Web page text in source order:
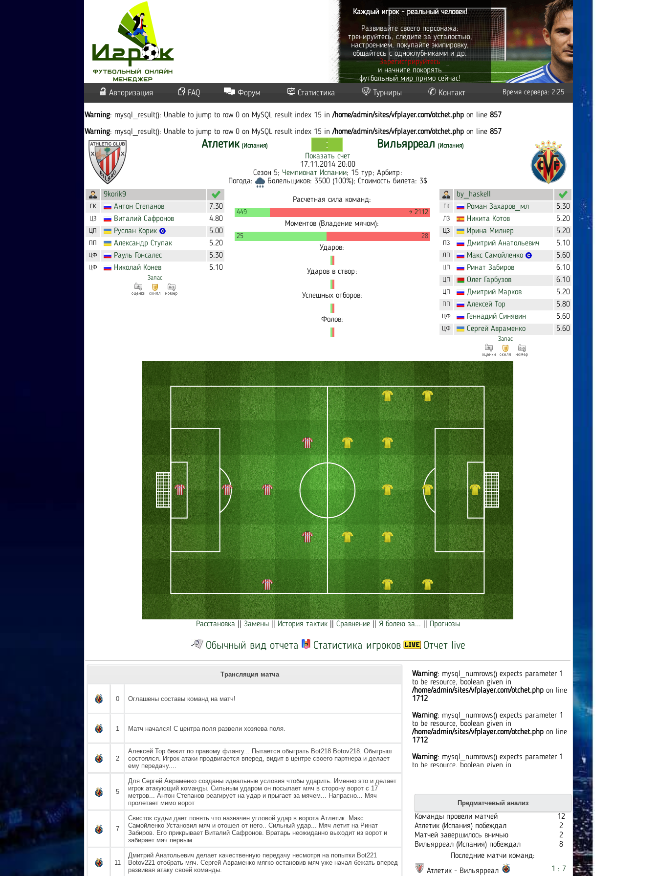
Каждый игрок - реальный человек!
Развивайте своего персонажа:
тренируйтесь, следите за усталостью,
настроением, покупайте экипировку,
общайтесь с одноклубниками и др.
Зарегистрируйтесь
и начните покорять
футбольный мир прямо сейчас!
Авторизация FAQ Форум Статистика Турниры Контакт Время сервера: 2:25
Warning: mysql_result(): Unable to jump to row 0 on MySQL result index 15 in/home/admin/sites/vfplayer.com/otchet.php on line 857
Warning: mysql_result(): Unable to jump to row 0 on MySQL result index 15 in/home/admin/sites/vfplayer.com/otchet.php on line 857
Атлетик (Испания) Вильярреал (Испания)
Показать счет
17.11.2014 20:00
Сезон 5; Чемпионат Испании; 15 тур; Арбитр:
Погода:
Болельщиков: 3500 (100%); Стоимость билета: 3$
9korik9
ГК Антон Степанов 7.30
ЦЗ Виталий Сафронов 4.80
ЦП Руслан Корик 5.00
ПП Александр Ступак 5.20
ЦФ Рауль Гонсалес 5.30
ЦФ Николай Конев 5.10
Запас
Расчетная сила команд:
449 → 2112
Моментов (Владение мячом):
25 28
Ударов:
Ударов в створ:
Успешных отборов:
Фолов:
by_haskell
ГК Роман Захаров_мл 5.30
ЛЗ Никита Котов 5.20
ЦЗ Ирина Милнер 5.20
ПЗ Дмитрий Анатольевич 5.10
ЛП Макс Самойленко 5.60
ЦП Ринат Забиров 6.10
ЦП Олег Гарбузов 6.10
ЦП Дмитрий Марков 5.20
ПП Алексей Тор 5.80
ЦФ Геннадий Синявин 5.60
ЦФ Сергей Авраменко 5.60
Запас
Расстановка Замены История тактик Сравнение Я болею за... Прогнозы
Обычный вид отчета Статистика игроков Отчет live
Трансляция матча
0 Оглашены составы команд на матч!
1 Матч начался! С центра поля развели хозяева поля.
2
Алексей Тор бежит по правому флангу... Пытается обыграть Bot218 Botov218. Обыгрыш
состоялся. Игрок атаки продвигается вперед, видит в центре своего партнера и делает
ему передачу....
5
Для Сергей Авраменко созданы идеальные условия чтобы ударить. Именно это и делает
игрок атакующий команды. Сильным ударом он посылает мяч в сторону ворот с 17
метров... Антон Степанов реагирует на удар и прыгает за мячем... Напрасно... Мяч
пролетает мимо ворот
7
Свисток судьи дает понять что назначен угловой удар в ворота Атлетик. Макс
Самойленко Установил мяч и отошел от него.. Сильный удар... Мяч летит на Ринат
Забиров. Его прикрывает Виталий Сафронов. Вратарь неожиданно выходит из ворот и
забирает мяч первым.
11
Дмитрий Анатольевич делает качественную передачу несмотря на попытки Bot221
Botov221 отобрать мяч. Сергей Авраменко мягко остановив мяч уже начал бежать вперед
развивая атаку своей команды.
Warning: mysql_numrows() expects parameter 1
to be resource, boolean given in
/home/admin/sites/vfplayer.com/otchet.php on line
1712
Warning: mysql_numrows() expects parameter 1
to be resource, boolean given in
/home/admin/sites/vfplayer.com/otchet.php on line
1712
Warning: mysql_numrows() expects parameter 1
to be resource, boolean given in
: mysql_numrows() expects parameter 1
to be resource, boolean given in
/home/admin/sites/vfplayer.com/otchet.php
on line
1712
Warning
: mysql_numrows() expects parameter 1
to be resource, boolean given in
/home/admin/sites/vfplayer.com/otchet.php
1712
Предматчевый анализ
Команды провели матчей
12
Атлетик (Испания) побеждал
2
Матчей завершилось вничью
2
Вильярреал (Испания) побеждал
8
Последние матчи команд:
Атлетик - Вильярреал
1 : 7